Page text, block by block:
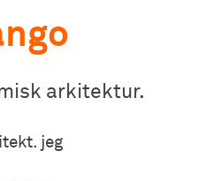
arkitektur.
jeg